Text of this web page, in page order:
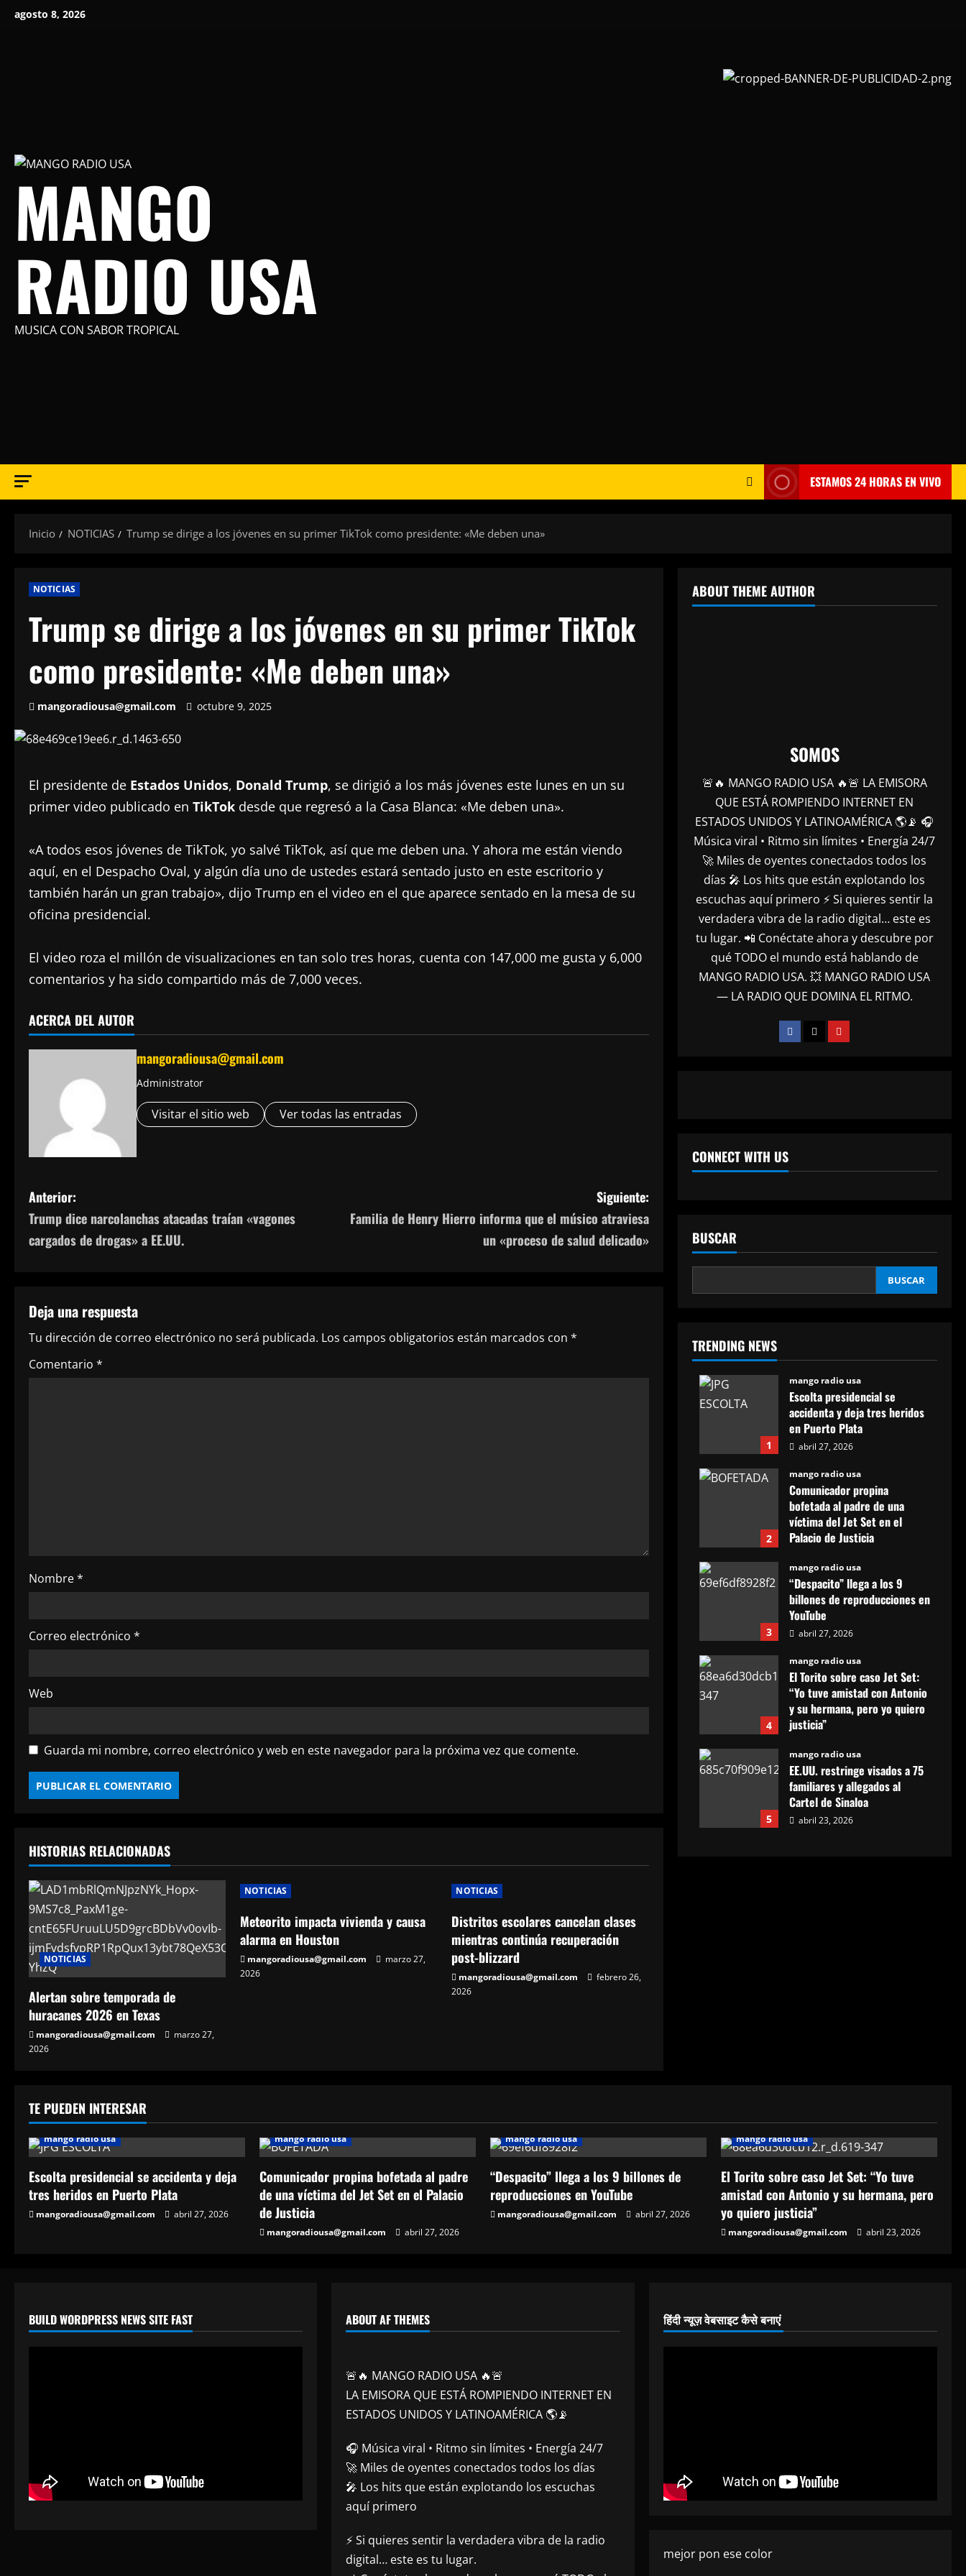
Saltaragosto 8, 2026
MANGO
RADIO USA
MUSICA CON SABOR TROPICAL
ESTAMOS 24 HORAS EN VIVO
Inicio NOTICIAS Trump se dirige a los jóvenes en su primer TikTok como presidente: «Me deben una»
NOTICIAS
Trump se dirige a los jóvenes en su primer TikTok
como presidente: «Me deben una»
mangoradiousa@gmail.com octubre 9, 2025
El presidente de Estados Unidos, Donald Trump, se dirigió a los más jóvenes este lunes en un su
primer video publicado en TikTok desde que regresó a la Casa Blanca: «Me deben una».
«A todos esos jóvenes de TikTok, yo salvé TikTok, así que me deben una. Y ahora me están viendo
aquí, en el Despacho Oval, y algún día uno de ustedes estará sentado justo en este escritorio y
también harán un gran trabajo», dijo Trump en el video en el que aparece sentado en la mesa de su
oficina presidencial.
El video roza el millón de visualizaciones en tan solo tres horas, cuenta con 147,000 me gusta y 6,000
comentarios y ha sido compartido más de 7,000 veces.
ACERCA DEL AUTOR
mangoradiousa@gmail.com
Administrator
Visitar el sitio web Ver todas las entradas
N
a
g
a
c
e
n
t
r
a
d
a
s
Anterior:
Trump dice narcolanchas atacadas traían «vagones
cargados de drogas» a EE.UU.
Siguiente:
Familia de Henry Hierro informa que el músico atraviesa
un «proceso de salud delicado»
Deja una respuesta
Tu dirección de correo electrónico no será publicada. Los campos obligatorios están marcados con *
Comentario *
Nombre*
Correo electrónico *
Web
Guarda mi nombre, correo electrónico y web en este navegador para la próxima vez que comente.
HISTORIAS RELACIONADAS
NOTICIAS
Alertan sobre temporada de
huracanes 2026 en Texas
mangoradiousa@gmail.com
marzo 27,
2026
NOTICIAS
Meteorito impacta vivienda y causa
alarma en Houston
mangoradiousa@gmail.com
marzo 27,
2026
NOTICIAS
Distritos escolares cancelan clases
mientras continúa recuperación
post-blizzard
mangoradiousa@gmail.com
febrero 26,
2026
ABOUT THEME AUTHOR
SOMOS
🚨🔥 MANGO RADIO USA 🔥🚨 LA EMISORA
QUE ESTÁ ROMPIENDO INTERNET EN
ESTADOS UNIDOS Y LATINOAMÉRICA 🌎📡 🎧
Música viral • Ritmo sin límites • Energía 24/7
🚀 Miles de oyentes conectados todos los
días 🎤 Los hits que están explotando los
escuchas aquí primero ⚡ Si quieres sentir la
verdadera vibra de la radio digital… este es
tu lugar. 📲 Conéctate ahora y descubre por
qué TODO el mundo está hablando de
MANGO RADIO USA. 💥 MANGO RADIO USA
— LA RADIO QUE DOMINA EL RITMO.
CONNECT WITH US
BUSCAR
BUSCAR
TRENDING NEWS
1
mango radio usa
Escolta presidencial se
accidenta y deja tres heridos
en Puerto Plata
abril 27, 2026
2
mango radio usa
Comunicador propina
bofetada al padre de una
víctima del Jet Set en el
Palacio de Justicia
3
mango radio usa
“Despacito” llega a los 9
billones de reproducciones en
YouTube
abril 27, 2026
4
mango radio usa
El Torito sobre caso Jet Set:
“Yo tuve amistad con Antonio
y su hermana, pero yo quiero
justicia”
5
mango radio usa
EE.UU. restringe visados a 75
familiares y allegados al
Cartel de Sinaloa
abril 23, 2026
TE PUEDEN INTERESAR
mango radio usa
Escolta presidencial se accidenta y deja
tres heridos en Puerto Plata
mangoradiousa@gmail.com abril 27, 2026
mango radio usa
Comunicador propina bofetada al padre
de una víctima del Jet Set en el Palacio
de Justicia
mangoradiousa@gmail.com abril 27, 2026
mango radio usa
“Despacito” llega a los 9 billones de
reproducciones en YouTube
mangoradiousa@gmail.com abril 27, 2026
mango radio usa
El Torito sobre caso Jet Set: “Yo tuve
amistad con Antonio y su hermana, pero
yo quiero justicia”
mangoradiousa@gmail.com abril 23, 2026
BUILD WORDPRESS NEWS SITE FAST ABOUT AF THEMES
🚨🔥 MANGO RADIO USA 🔥🚨
LA EMISORA QUE ESTÁ ROMPIENDO INTERNET EN
ESTADOS UNIDOS Y LATINOAMÉRICA 🌎📡
🎧 Música viral • Ritmo sin límites • Energía 24/7
🚀 Miles de oyentes conectados todos los días
🎤 Los hits que están explotando los escuchas
aquí primero
⚡ Si quieres sentir la verdadera vibra de la radio
digital… este es tu lugar.
हिंदी न्यूज़ वेबसाइट कैसे बनाएं
mejor pon ese color